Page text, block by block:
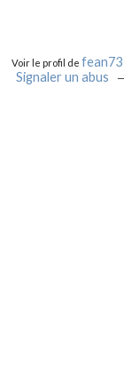
Voir le profil defean73
Signaler un abus